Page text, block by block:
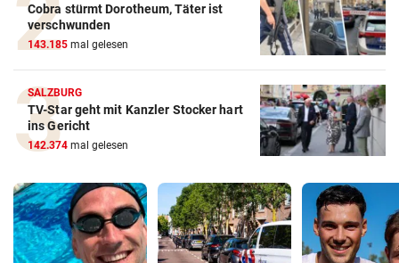
Cobra stürmt Dorotheum, Täter ist
verschwunden
143.185 mal gelesen
SALZBURG
TV-Star geht mit Kanzler Stocker hart
ins Gericht
142.374 mal gelesen